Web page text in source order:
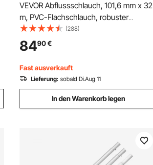
VEVOR Abflussschlauch, 101,6 mm x 32
m, PVC-Flachschlauch, robuster
Rückspül-Ablaufschlauch mit Klemmen,
wetterfest und platzsicher, ideal für
Schwimmbad und Wassertransfer, blau
(288)
8490€
Fast ausverkauft
Lieferung: sobald Di.Aug 11
In den Warenkorb legen